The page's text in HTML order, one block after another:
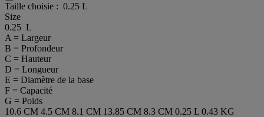
Taille choisie : 0.25 L
Size
0.25 L
A = Largeur
B = Profondeur
C = Hauteur
D = Longueur
E = Diamètre de la base
F = Capacité
G = Poids
10.6 CM 4.5 CM 8.1 CM 13.85 CM 8.3 CM 0.25 L 0.43 KG